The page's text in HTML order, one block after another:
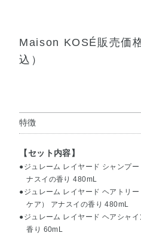
Maison KOSÉ販売価
込）
特徴
【セット内容】
●ジュレーム レイヤード シャンプ
ナスイの香り 480mL
●ジュレーム レイヤード ヘアトリ
ケア） アナスイの香り 480mL
●ジュレーム レイヤード ヘアシャ
香り 60mL